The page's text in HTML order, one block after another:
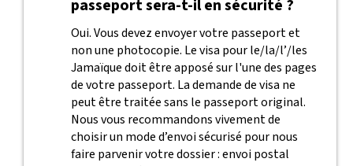
passeport sera-t-il en sécurité ?
Oui. Vous devez envoyer votre passeport et
non une photocopie. Le visa pour le/la/l’/les
Jamaïque doit être apposé sur l'une des pages
de votre passeport. La demande de visa ne
peut être traitée sans le passeport original.
Nous vous recommandons vivement de
choisir un mode d’envoi sécurisé pour nous
faire parvenir votre dossier : envoi postal